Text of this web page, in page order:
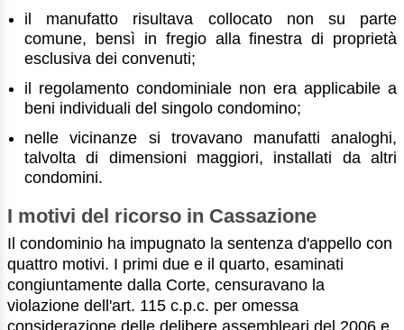
il manufatto risultava collocato non su parte
comune, bensì in fregio alla finestra di proprietà
esclusiva dei convenuti;
il regolamento condominiale non era applicabile a
beni individuali del singolo condomino;
nelle vicinanze si trovavano manufatti analoghi,
talvolta di dimensioni maggiori, installati da altri
condomini.
I motivi del ricorso in Cassazione
Il condominio ha impugnato la sentenza d'appello con
quattro motivi. I primi due e il quarto, esaminati
congiuntamente dalla Corte, censuravano la
violazione dell'art. 115 c.p.c. per omessa